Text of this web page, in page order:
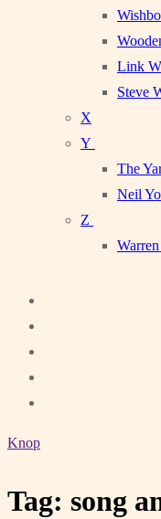
Link
Steve
X
Y
The
Neil
Z
Knop
Tag: song